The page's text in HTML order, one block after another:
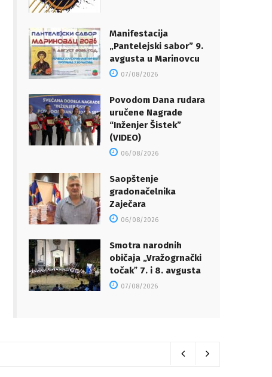
Manifestacija
„Pantelejski sabor” 9.
avgusta u Marinovcu
07/08/2026
Povodom Dana rudara
uručene Nagrade
“Inženjer Šistek”
(VIDEO)
06/08/2026
Saopštenje
gradonačelnika
Zaječara
06/08/2026
Smotra narodnih
običaja „Vražogrnački
točakˮ 7. i 8. avgusta
07/08/2026